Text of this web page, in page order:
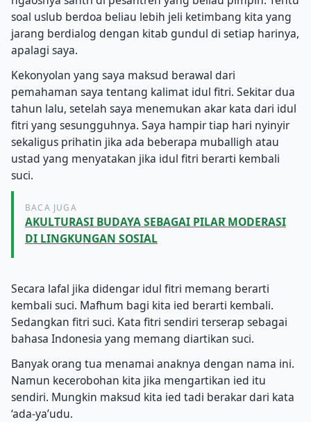
soal uslub berdoa beliau lebih jeli ketimbang kita yang
jarang berdialog dengan kitab gundul di setiap harinya,
apalagi saya.
Kekonyolan yang saya maksud berawal dari
pemahaman saya tentang kalimat idul fitri. Sekitar dua
tahun lalu, setelah saya menemukan akar kata dari idul
fitri yang sesungguhnya. Saya hampir tiap hari nyinyir
sekaligus prihatin jika ada beberapa muballigh atau
ustad yang menyatakan jika idul fitri berarti kembali
suci.
BACA JUGA
AKULTURASI BUDAYA SEBAGAI PILAR MODERASI
DI LINGKUNGAN SOSIAL
Secara lafal jika didengar idul fitri memang berarti
kembali suci. Mafhum bagi kita ied berarti kembali.
Sedangkan fitri suci. Kata fitri sendiri terserap sebagai
bahasa Indonesia yang memang diartikan suci.
Banyak orang tua menamai anaknya dengan nama ini.
Namun kecerobohan kita jika mengartikan ied itu
sendiri. Mungkin maksud kita ied tadi berakar dari kata
‘ada-ya’udu.